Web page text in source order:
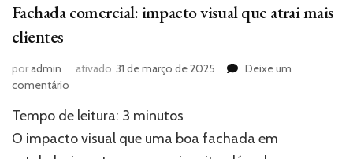
Fachada comercial: impacto visual que atrai mais
clientes
poradmin ativado 31 de março de 2025
Deixe um
comentário
comercial:
impacto
Tempo de leitura: 3 minutos
O impacto visual que uma boa fachada em